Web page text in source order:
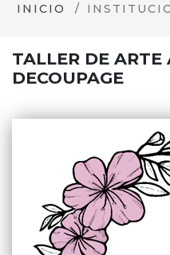
INICIO
TALLER DE ARTE
DECOUPAGE